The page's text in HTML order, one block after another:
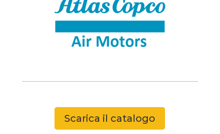
Scarica il catalogo